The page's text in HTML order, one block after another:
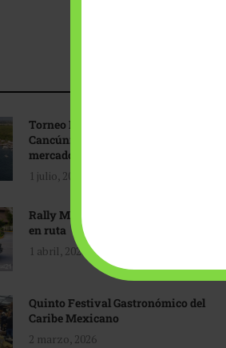
Torneo Internacional de Pesca
Cancún: Navegando hacia nuevos
mercados
1 julio, 2026
Rally Maya: Herencia automotriz
en ruta
1 abril, 2026
Quinto Festival Gastronómico del
Caribe Mexicano
2 marzo, 2026